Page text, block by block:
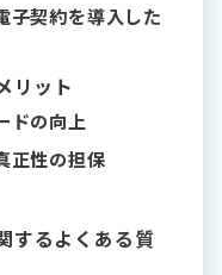
子契約を導入した
リット
ドの向上
正性の担保
するよくある質